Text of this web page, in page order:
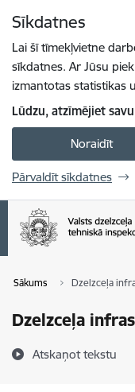
Sīkdatnes
Lai šī tīmekļvietne
sīkdatnes. Ar Jūsu
izmantotas statistikas
Lūdzu, atzīmējiet
Noraidīt
Pārvaldīt sīkdatnes
Sākums Dzelzceļa
Dzelzceļa
Atskaņot tekstu